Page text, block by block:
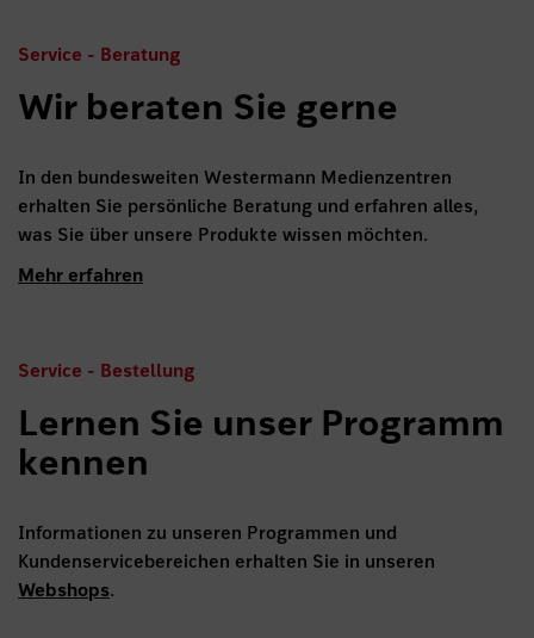
Service - Beratung
Wir beraten Sie gerne
In den bundesweiten Westermann Medienzentren
erhalten Sie persönliche Beratung und erfahren alles,
was Sie über unsere Produkte wissen möchten.
Mehr erfahren
Service - Bestellung
Lernen Sie unser Programm
kennen
Informationen zu unseren Programmen und
Kundenservicebereichen erhalten Sie in unseren
Webshops.